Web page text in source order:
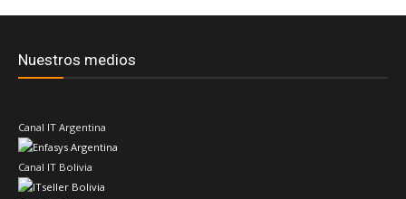
Nuestros medios
Canal IT Argentina
Canal IT Bolivia